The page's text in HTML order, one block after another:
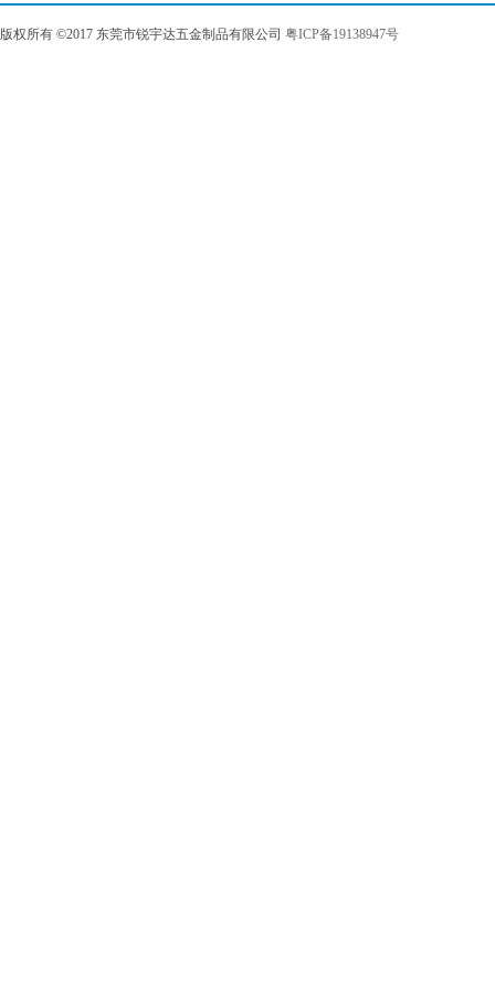
版权所有 ©2017 东莞市锐宇达五金制品有限公司 粤ICP备19138947号